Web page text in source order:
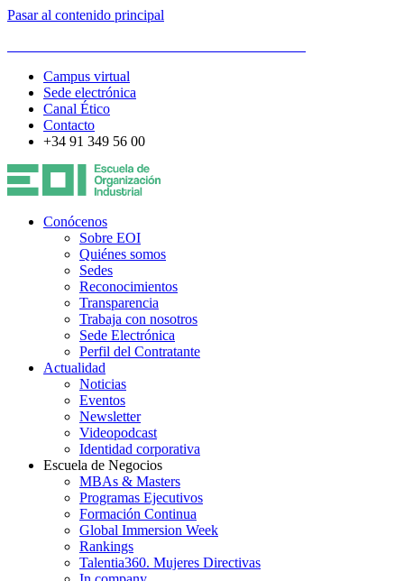
Pasar al contenido principal
Campus virtual
Sede electrónica
Canal Ético
Contacto
+34 91 349 56 00
Conócenos
Sobre EOI
Quiénes somos
Sedes
Reconocimientos
Transparencia
Trabaja con nosotros
Sede Electrónica
Perfil del Contratante
Actualidad
Noticias
Eventos
Newsletter
Videopodcast
Identidad corporativa
Escuela de Negocios
MBAs & Masters
Programas Ejecutivos
Formación Continua
Global Immersion Week
Rankings
Talentia360. Mujeres Directivas